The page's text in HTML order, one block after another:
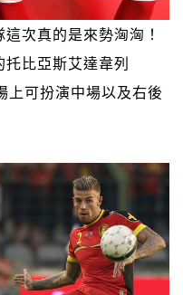
次真的是來勢洶洶！
比亞斯艾達韋列
可扮演中場以及右後